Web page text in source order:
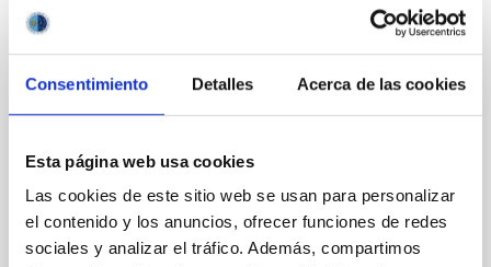
Consentimiento Detalles Acerca de las cookies
Esta página web usa cookies
Las cookies de este sitio web se usan para personalizar
el contenido y los anuncios, ofrecer funciones de redes
sociales y analizar el tráfico. Además, compartimos
de diagramas color-magnitude de Gaia
(ChronoGal): II. Desvelando la formación y
evolución de los discos grueso y delgado
seleccionados cinemáticamente
La investigación sobre la formación, el origen y la
disco fino y disco grueso de la Vía Láctea ha sido un
importante tema de estudio, ya que es clave para
comprender la formación de nuestra Galaxia. Sin